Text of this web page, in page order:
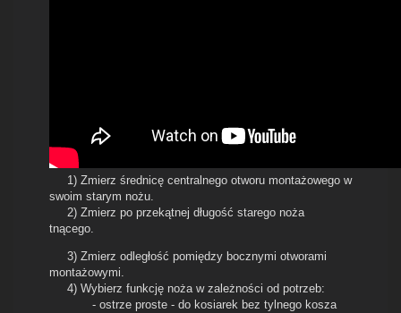
1) Zmierz średnicę centralnego otworu montażowego w
swoim starym nożu.
2) Zmierz po przekątnej długość starego noża
tnącego.
3) Zmierz odległość pomiędzy bocznymi otworami
montażowymi.
4) Wybierz funkcję noża w zależności od potrzeb:
- ostrze proste - do kosiarek bez tylnego kosza